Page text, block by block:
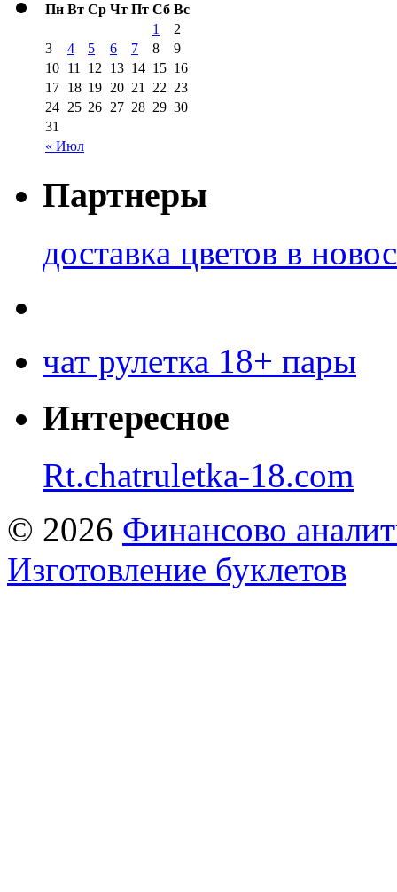
Пн Вт Ср Чт Пт Сб Вс
« Июл
1
2
3
4 5 6 7 8
9
10 11 12 13 14 15 16
17 18 19 20 21 22 23
24 25 26 27 28 29 30
31
Партнеры
доставка цветов в
чат рулетка 18+ пары
Интересное
Rt.chatruletka-18.com
© 2026 Финансово
Изготовление буклетов